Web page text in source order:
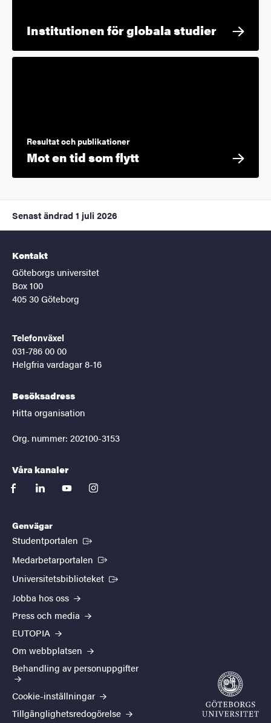
Institutionen för globala studier
Resultat och publikationer
Mot en tid som flytt
Senast ändrad 1 juli 2026
Kontakt
Göteborgs universitet
Box 100
405 30 Göteborg
Telefonväxel
031-786 00 00
Helgfria vardagar 8-16
Besöksadress
Hitta organisation
Org. nummer: 202100-3153
Våra kanaler
facebooklinkedinyoutubeinstagram
Genvägar
Studentportalen (Extern länk)
Medarbetarportalen (Extern länk)
Universitetsbiblioteket (Extern länk)
Jobba hos oss
Press och media
EUTOPIA
Om webbplatsen
Behandling av personuppgifter
Cookie-inställningar
Tillgänglighetsredogörelse